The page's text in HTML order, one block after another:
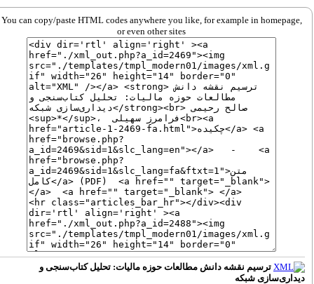
You can copy/paste HTML codes anywhere you like, for example in homepage,
or even other sites
ترسیم نقشه‌ دانش مطالعات حوزه مالیات: تحلیل کتاب‌سنجی و
دیداری‌سازی شبکه